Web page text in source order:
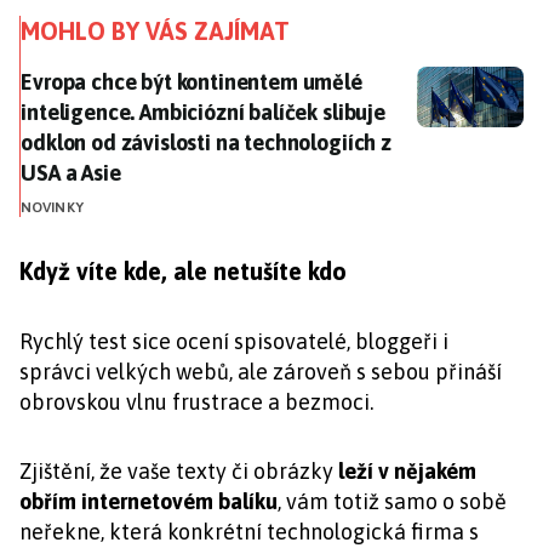
MOHLO BY VÁS ZAJÍMAT
Evropa chce být kontinentem umělé inteligence.
Evropa chce být kontinentem umělé
inteligence. Ambiciózní balíček slibuje
odklon od závislosti na technologiích z
USA a Asie
NOVINKY
Když víte kde, ale netušíte kdo
Rychlý test sice ocení spisovatelé, bloggeři i
správci velkých webů, ale zároveň s sebou přináší
obrovskou vlnu frustrace a bezmoci.
Zjištění, že vaše texty či obrázky leží v nějakém
obřím internetovém balíku, vám totiž samo o sobě
neřekne, která konkrétní technologická firma s